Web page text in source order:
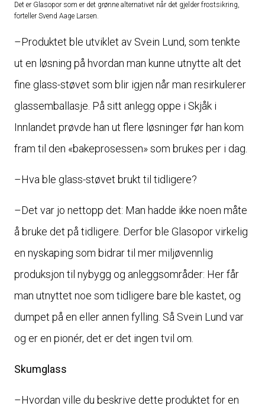
Det er Glasopor som er det grønne alternativet når det gjelder frostsikring,
forteller Svend Aage Larsen.
–Produktet ble utviklet av Svein Lund, som tenkte
ut en løsning på hvordan man kunne utnytte alt det
fine glass-støvet som blir igjen når man resirkulerer
glassemballasje. På sitt anlegg oppe i Skjåk i
Innlandet prøvde han ut flere løsninger før han kom
fram til den «bakeprosessen» som brukes per i dag.
–Hva ble glass-støvet brukt til tidligere?
–Det var jo nettopp det: Man hadde ikke noen måte
å bruke det på tidligere. Derfor ble Glasopor virkelig
en nyskaping som bidrar til mer miljøvennlig
produksjon til nybygg og anleggsområder: Her får
man utnyttet noe som tidligere bare ble kastet, og
dumpet på en eller annen fylling. Så Svein Lund var
og er en pionér, det er det ingen tvil om.
Skumglass
–Hvordan ville du beskrive dette produktet for en